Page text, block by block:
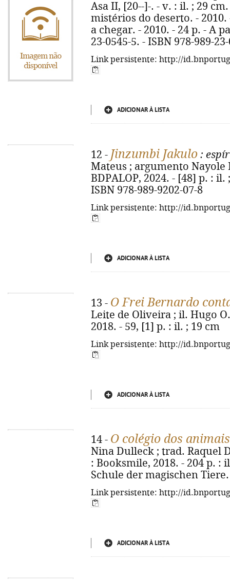
Asa II, [20--]-. - v. : il. ; 29
mistérios do deserto. - 2010.
a chegar. - 2010. - 24 p. - A
23-0545-5. - ISBN 978-989-
Link persistente: http://
ADICIONAR À LISTA
12 - Jinzumbi Jakulo :
Mateus ; argumento Nayole
BDPALOP, 2024. - [48] p. :
ISBN 978-989-9202-07-8
Link persistente: http://
ADICIONAR À LISTA
13 - O Frei Bernardo
Leite de Oliveira ; il. Hugo
2018. - 59, [1] p. : il. ; 19 cm
Link persistente: http://
ADICIONAR À LISTA
14 - O colégio dos
Nina Dulleck ; trad. Raquel
: Booksmile, 2018. - 204 p. :
Schule der magischen Tiere.
Link persistente: http://
ADICIONAR À LISTA